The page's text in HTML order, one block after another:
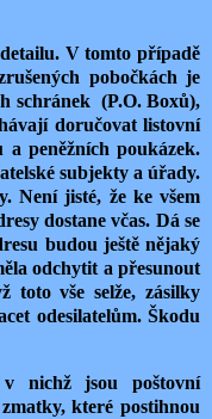
V tomto případě
pobočkách je
schránek (P.O. Boxů),
doručovat listovní
peněžních poukázek.
subjekty a úřady.
Není jisté, že ke všem
dostane včas. Dá se
budou ještě nějaký
odchytit a přesunout
toto vše selže, zásilky
odesilatelům. Škodu
v nichž jsou poštovní
které postihnou